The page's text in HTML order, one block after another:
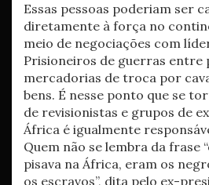
Essas pessoas poderiam ser
diretamente à força no
meio de negociações com
Prisioneiros de guerras entre
mercadorias de troca por
bens. É nesse ponto que se
de revisionistas e grupos de
África é igualmente
Quem não se lembra da frase
pisava na África, eram os
os escravos”, dita pelo ex-